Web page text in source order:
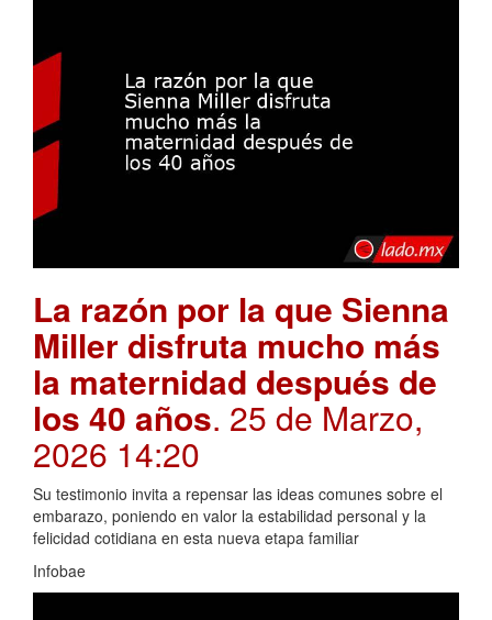
La razón por la que Sienna
Miller disfruta mucho más
la maternidad después de
los 40 años. 25 de Marzo,
2026 14:20
Su testimonio invita a repensar las ideas comunes sobre el
embarazo, poniendo en valor la estabilidad personal y la
felicidad cotidiana en esta nueva etapa familiar
Infobae